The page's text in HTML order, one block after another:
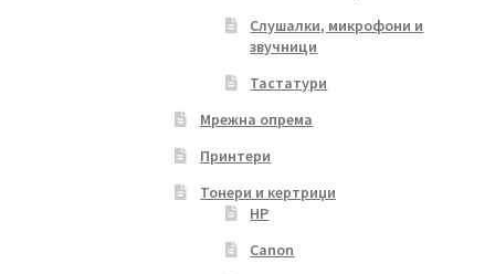
Слушалки, микрофони и
звучници
Тастатури
Мрежна опрема
Принтери
Тонери и кертриџи
HP
Canon